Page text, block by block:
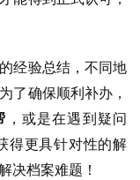
经验总结，不同地
了确保顺利补办，
，或是在遇到疑问
得更具针对性的解
决档案难题！